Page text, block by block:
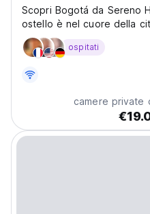
Scopri Bogotá da Sereno
ostello è nel cuore della
Entra in contatto con altri
sociale e rilassato. (Auto-
ospitati
camere private